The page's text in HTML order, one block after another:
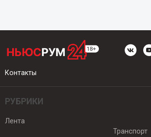
Контакты
РУБРИКИ
Лента
Транспорт